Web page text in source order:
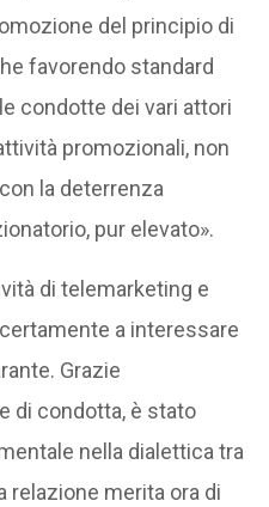
del principio di
favorendo standard
condotte dei vari attori
promozionali, non
la deterrenza
pur elevato».
di telemarketing e
a interessare
Grazie
di condotta, è stato
nella dialettica tra
relazione merita ora di